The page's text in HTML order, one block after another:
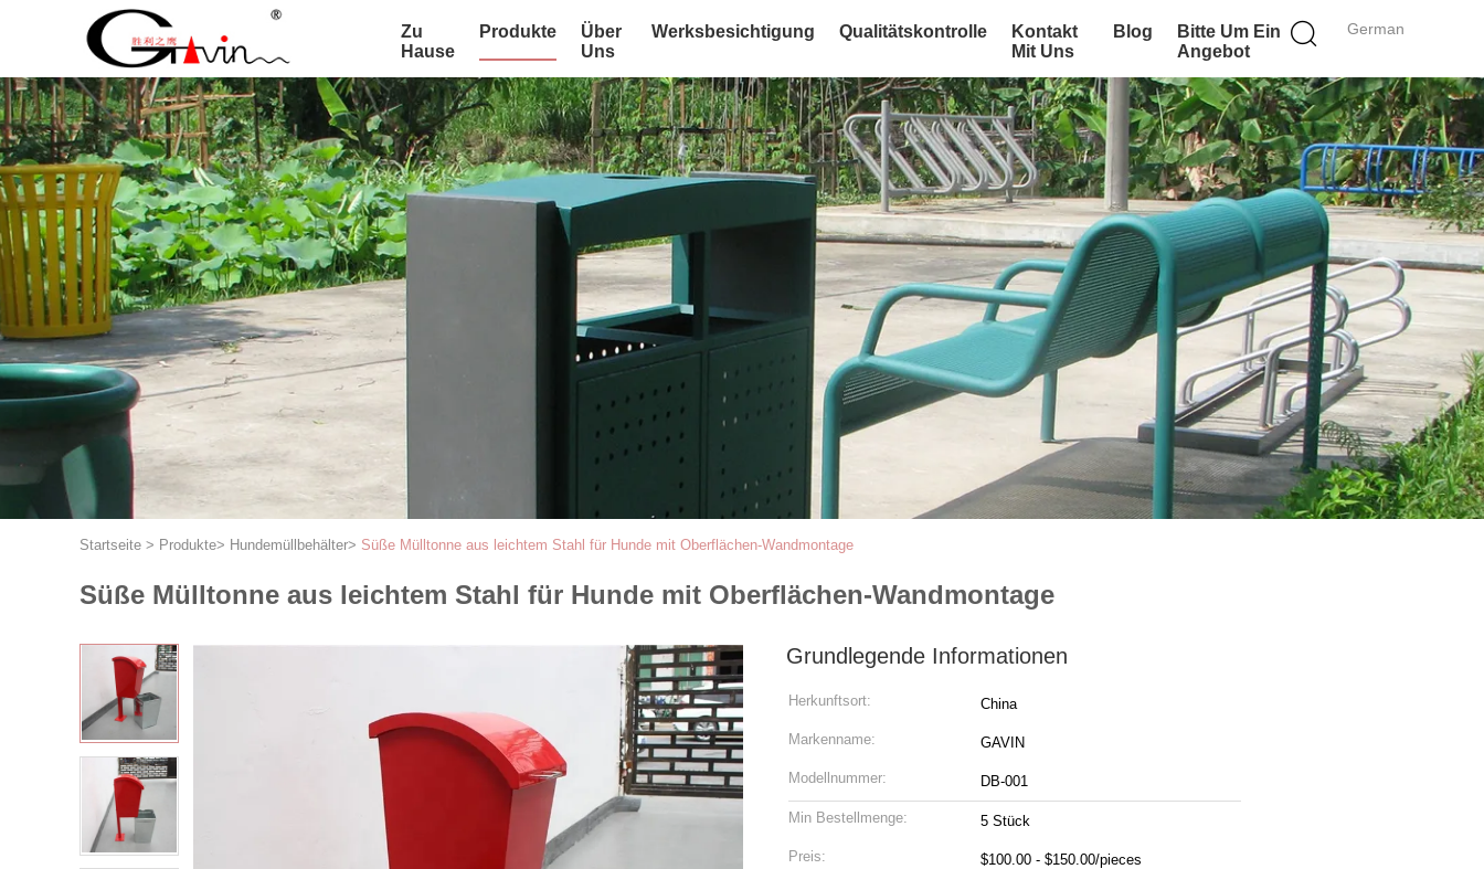
German
Zu
Hause
Produkte
Über
Uns
Werksbesichtigung Qualitätskontrolle
Kontakt
Mit Uns
Blog
Bitte Um Ein
Angebot
Startseite > Produkte> Hundemüllbehälter> Süße Mülltonne aus leichtem Stahl für Hunde mit Oberflächen-Wandmontage
Süße Mülltonne aus leichtem Stahl für Hunde mit Oberflächen-Wandmontage
Grundlegende Informationen
Herkunftsort: China
Markenname: GAVIN
Modellnummer: DB-001
Min Bestellmenge: 5 Stück
Preis: $100.00 - $150.00/pieces